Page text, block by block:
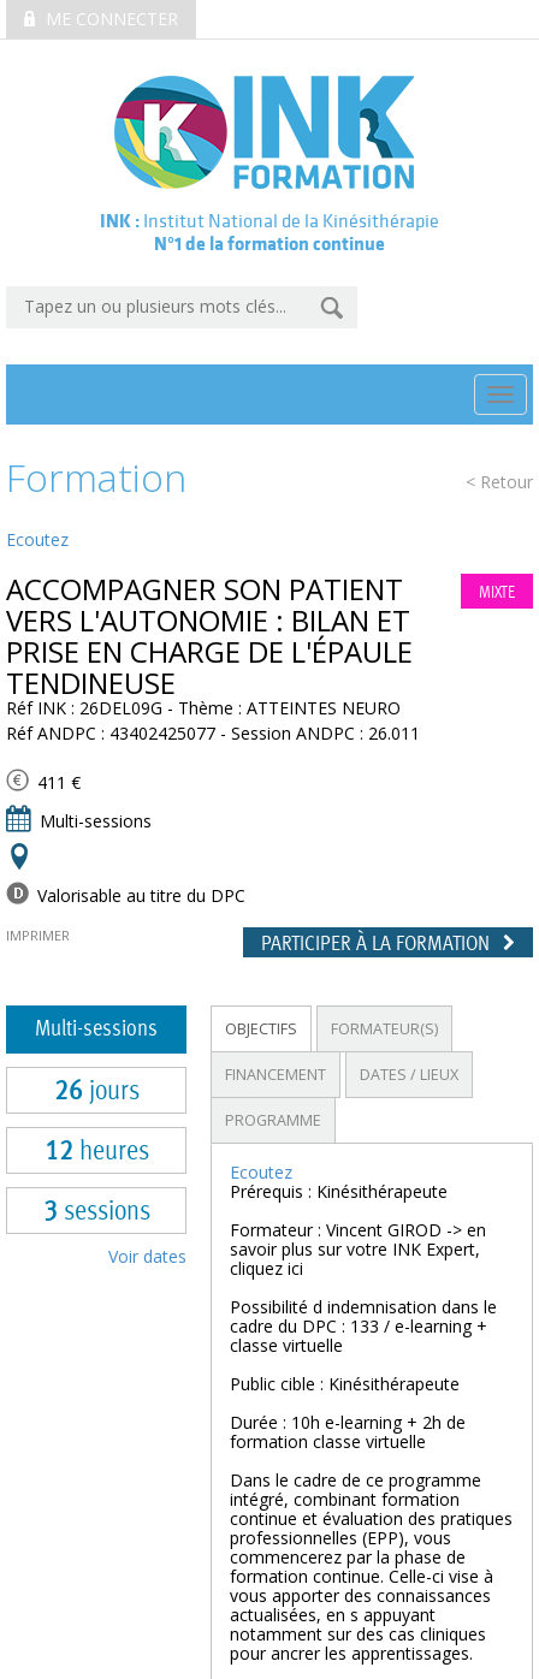
ME CONNECTER
INK : Institut National de la Kinésithérapie
N°1 de la formation continue
< Retour
Formation
Ecoutez
MIXTE
ACCOMPAGNER SON PATIENT
VERS L'AUTONOMIE : BILAN ET
PRISE EN CHARGE DE L'ÉPAULE
TENDINEUSE
Réf INK : 26DEL09G - Thème : ATTEINTES NEURO
Réf ANDPC : 43402425077 - Session ANDPC : 26.011
411 €
Multi-sessions
Valorisable au titre du DPC
IMPRIMER PARTICIPER À LA FORMATION
Multi-sessions
26jours
12 heures
3 sessions
Voir dates
OBJECTIFS FORMATEUR(S)
FINANCEMENT DATES / LIEUX
PROGRAMME
Ecoutez
Prérequis : Kinésithérapeute
Formateur : Vincent GIROD -> en
savoir plus sur votre INK Expert,
cliquez ici
Possibilité d indemnisation dans le
cadre du DPC : 133 / e-learning +
classe virtuelle
Public cible : Kinésithérapeute
Durée : 10h e-learning + 2h de
formation classe virtuelle
Dans le cadre de ce programme
intégré, combinant formation
continue et évaluation des pratiques
professionnelles (EPP), vous
commencerez par la phase de
formation continue. Celle-ci vise à
vous apporter des connaissances
actualisées, en s appuyant
notamment sur des cas cliniques
pour ancrer les apprentissages.